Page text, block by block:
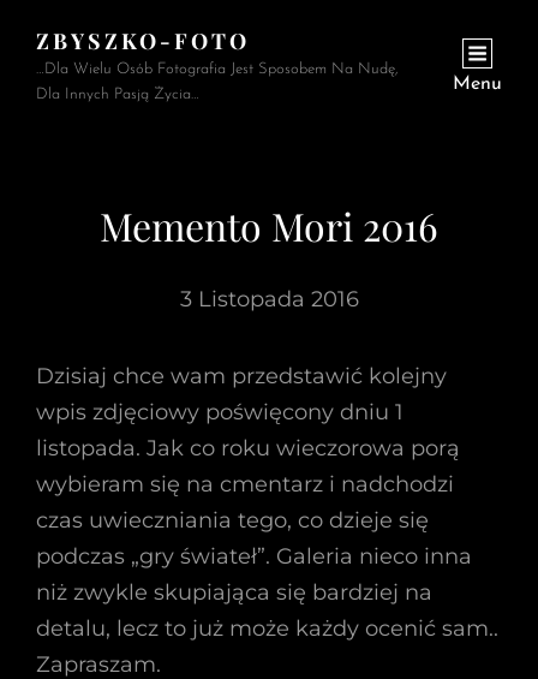
ZBYSZKO-FOTO
…Dla Wielu Osób Fotografia Jest Sposobem Na Nudę,
Dla Innych Pasją Życia…
Menu
Memento Mori 2016
3 Listopada 2016
Dzisiaj chce wam przedstawić kolejny
wpis zdjęciowy poświęcony dniu 1
listopada. Jak co roku wieczorowa porą
wybieram się na cmentarz i nadchodzi
czas uwieczniania tego, co dzieje się
podczas „gry świateł”. Galeria nieco inna
niż zwykle skupiająca się bardziej na
detalu, lecz to już może każdy ocenić sam..
Zapraszam.